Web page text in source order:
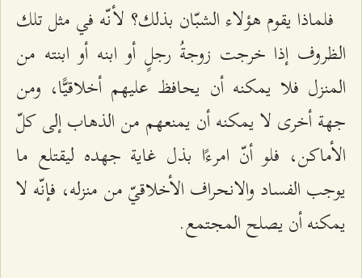
فلماذا يقوم هؤلاء الشبّان بذلك؟ لأنّه في مثل تلك
الظروف إذا خرجت زوجةُ رجلٍ أو ابنه أو ابنته من
المنزل فلا يمكنه أن يحافظ عليهم أخلاقيًّا، ومن
جهة أخرى لا يمكنه أن يمنعهم من الذهاب إلى كلّ
الأماكن، فلو أنّ امرءًا بذل غاية جهده ليقتلع ما
يوجب الفساد والانحراف الأخلاقيّ من منزله، فإنّه لا
يمكنه أن يصلح المجتمع.